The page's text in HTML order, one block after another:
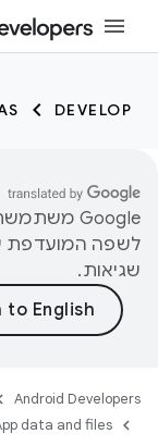
DEVELOP
לשפה המועדפת
שגיאות.
Android Developers
data and files